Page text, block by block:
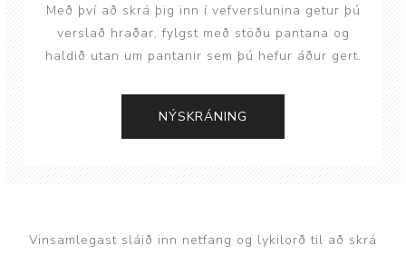
Með því að skrá þig inn í vefverslunina getur þú
verslað hraðar, fylgst með stöðu pantana og
haldið utan um pantanir sem þú hefur áður gert.
Vinsamlegast sláið inn netfang og lykilorð til að skrá